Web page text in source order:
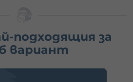
подходящия за
вариант